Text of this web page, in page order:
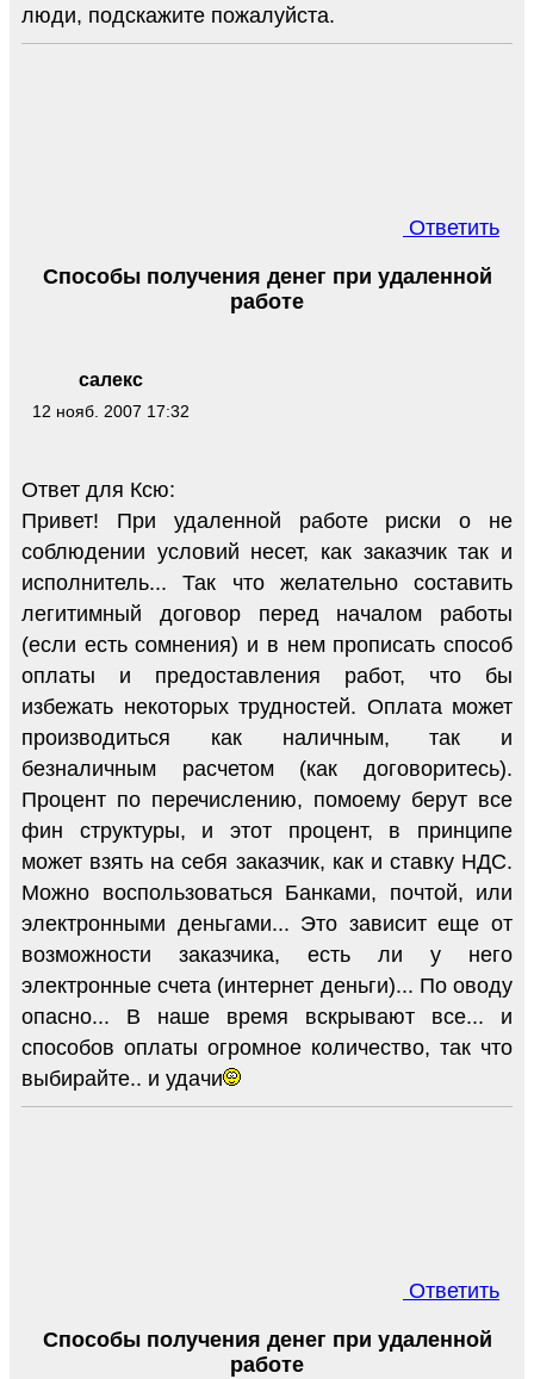
люди, подскажите пожалуйста.
Ответить
салекс
12 нояб. 2007 17:32
Способы получения денег при удаленной
работе
Ответ для Ксю:
Привет! При удаленной работе риски о не
соблюдении условий несет, как заказчик так и
исполнитель... Так что желательно составить
легитимный договор перед началом работы
(если есть сомнения) и в нем прописать способ
оплаты и предоставления работ, что бы
избежать некоторых трудностей. Оплата может
производиться как наличным, так и
безналичным расчетом (как договоритесь).
Процент по перечислению, помоему берут все
фин структуры, и этот процент, в принципе
может взять на себя заказчик, как и ставку НДС.
Можно воспользоваться Банками, почтой, или
электронными деньгами... Это зависит еще от
возможности заказчика, есть ли у него
электронные счета (интернет деньги)... По оводу
опасно... В наше время вскрывают все... и
способов оплаты огромное количество, так что
выбирайте.. и удачи
Ответить
Способы получения денег при удаленной
работе